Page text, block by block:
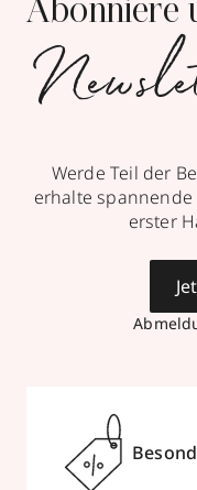
Abonniere
Werde Teil der
erhalte
erster